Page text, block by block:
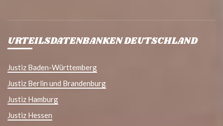
URTEILSDATENBANKEN DEUTSCHLAND
Justiz Baden-Württemberg
Justiz Berlin und Brandenburg
Justiz Hamburg
Justiz Hessen